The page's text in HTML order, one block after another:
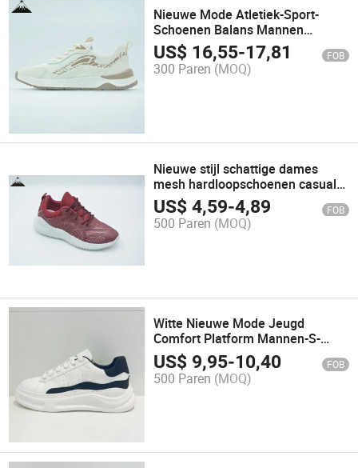
Nieuwe Mode Atletiek-Sport-
Schoenen Balans Mannen
Sneakers Jeugd Platform
Atletische Schoen Prijs
US$ 16,55-17,81 FOB
300 Paren (MOQ)
Nieuwe stijl schattige dames
mesh hardloopschoenen casual
mooie prijs demping antislip
US$4,59-4,89 FOB
500 Paren (MOQ)
Witte Nieuwe Mode Jeugd
Comfort Platform Mannen-S-
Schoenen Ademend Sport Casual
Hardloopschoen Prijs
US$ 9,95-10,40 FOB
500 Paren (MOQ)